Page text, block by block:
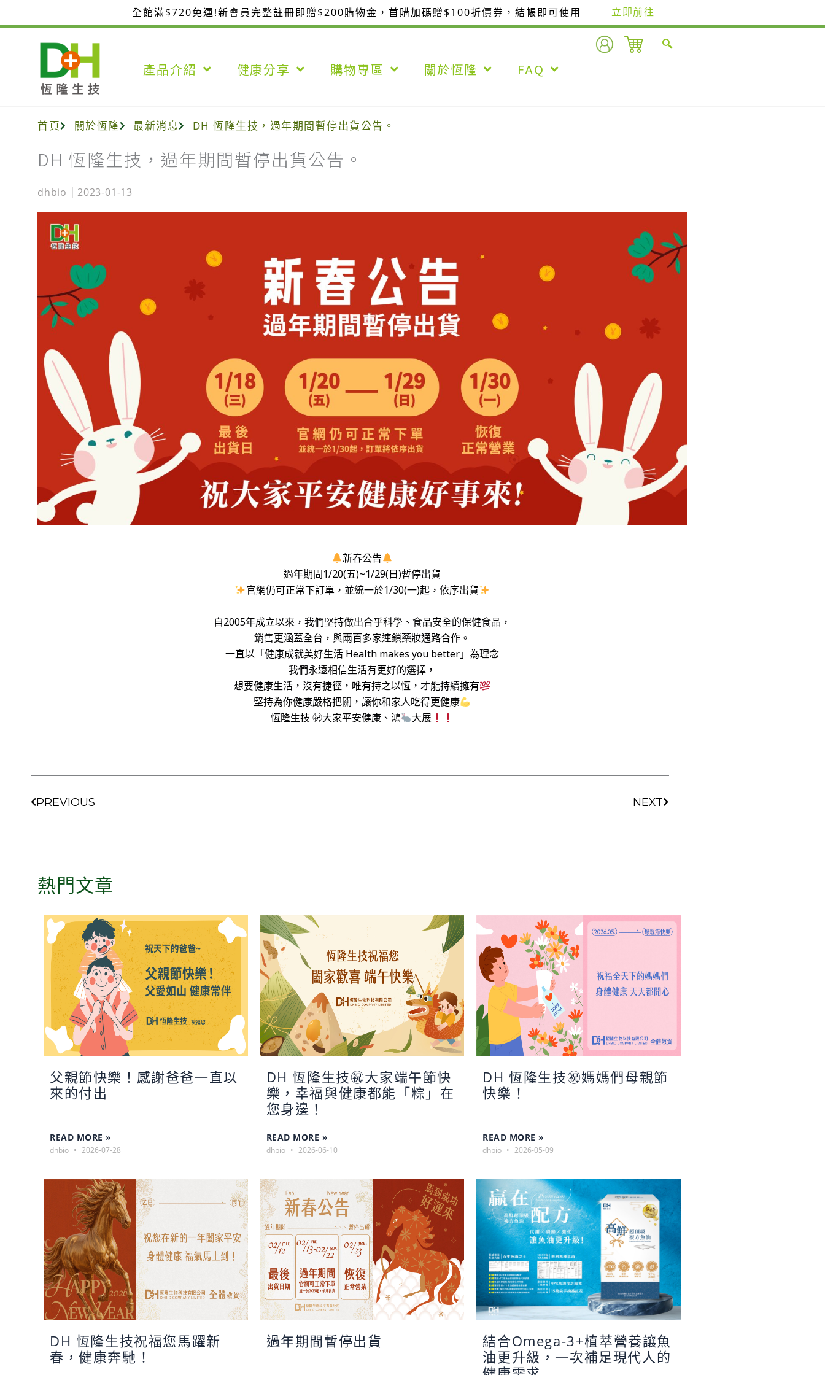
至
全館滿$720免運!新會員完整註冊即贈$200購物金，首購加碼贈$100折價券，結帳即可使用 立即前往
產品介紹 健康分享 購物專區 關於恆隆 FAQ
首頁 關於恆隆 最新消息 DH 恆隆生技，過年期間暫停出貨公告。
DH 恆隆生技，過年期間暫停出貨公告。
dhbio 2023-01-13
新春公告
過年期間1/20(五)~1/29(日)暫停出貨
官網仍可正常下訂單，並統一於1/30(一)起，依序出貨
自2005年成立以來，我們堅持做出合乎科學、食品安全的保健食品，
銷售更涵蓋全台，與兩百多家連鎖藥妝通路合作。
一直以「健康成就美好生活 Health makes you better」為理念
我們永遠相信生活有更好的選擇，
想要健康生活，沒有捷徑，唯有持之以恆，才能持續擁有
堅持為你健康嚴格把關，讓你和家人吃得更健康
恆隆生技 ㊗大家平安健康、鴻
大展
PREVIOUS NEXT
熱門文章
父親節快樂！感謝爸爸一直以
來的付出
READ MORE »
dhbio 2026-07-28
DH 恆隆生技㊗大家端午節快
樂，幸福與健康都能「粽」在
您身邊！
READ MORE »
dhbio 2026-06-10
DH 恆隆生技㊗媽媽們母親節
快樂！
READ MORE »
dhbio 2026-05-09
DH 恆隆生技祝福您馬躍新
春，健康奔馳！
過年期間暫停出貨
結合Omega-3+植萃營養讓魚
油更升級，一次補足現代人的